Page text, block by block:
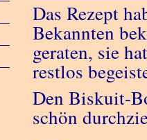
Das Rezept
Bekannten
geraten, sie
restlos
Den Biskuit-
schön